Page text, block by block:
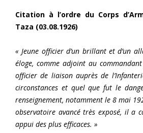
Citation à l’ordre du Corps
Taza (03.08.1926)
« Jeune officier d’un brillant et d’un
éloge, comme adjoint au
officier de liaison auprès de
circonstances et quel que fut le
renseignement, notamment le 8 mai
observatoire avancé très exposé, il a
appui des plus efficaces. »